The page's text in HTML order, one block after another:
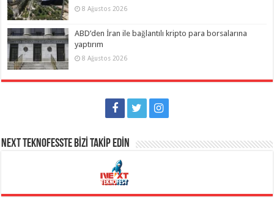
8 Ağustos 2026
ABD’den İran ile bağlantılı kripto para borsalarına
yaptırım
8 Ağustos 2026
NEXT TEKNOFESSTE BİZİ TAKİP EDİN